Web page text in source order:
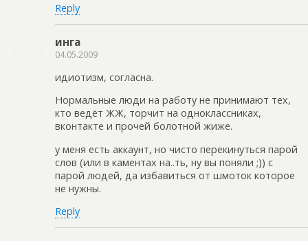
Reply
инга
04.05.2009
идиотизм, согласна.
Нормальные люди на работу не принимают тех,
кто ведёт ЖЖ, торчит на одноклассниках,
вконтакте и прочей болотной жиже.
у меня есть аккаунт, но чисто перекинуться парой
слов (или в каментах на..ть, ну вы поняли ;)) с
парой людей, да избавиться от шмоток которое
не нужны.
Reply